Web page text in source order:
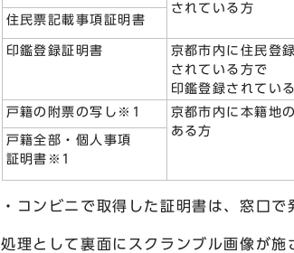
されている方
住民票記載事項証明書
印鑑登録証明書
京都市内に住民登録
されている方で
印鑑登録されてい
戸籍の附票の写し※1
京都市内に本籍地の
ある方
戸籍全部・個人事項
証明書※1
・コンビニで取得した証明書は、窓口
処理として裏面にスクランブル画像が